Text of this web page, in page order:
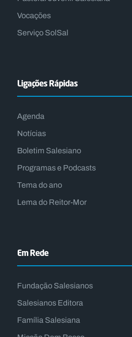
Vocações
Serviço SolSal
Ligações Rápidas
Agenda
Notícias
Boletim Salesiano
Programas e Podcasts
Tema do ano
Lema do Reitor-Mor
Em Rede
Fundação Salesianos
Salesianos Editora
Família Salesiana